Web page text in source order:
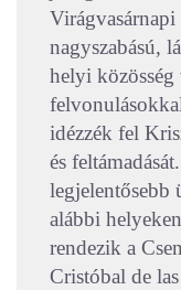
nagyszabású,
helyi közösség
idézzék fel
és
legjelentősebb
alábbi
rendezik a
Cristóbal de